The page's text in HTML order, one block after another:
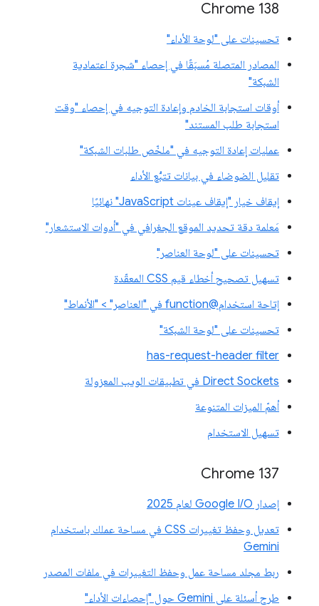
‫Chrome 138
تحسينات على "لوحة الأداء"
المصادر المتصلة مُسبَقًا في إحصاء "شجرة اعتمادية
الشبكة"
أوقات استجابة الخادم وإعادة التوجيه في إحصاء "وقت
استجابة طلب المستند"
عمليات إعادة التوجيه في "ملخّص طلبات الشبكة"
تقليل الضوضاء في بيانات تتبُّع الأداء
إيقاف خيار "إيقاف عينات JavaScript" نهائيًا
مَعلمة دقة تحديد الموقع الجغرافي في "أدوات الاستشعار"
تحسينات على "لوحة العناصر"
تسهيل تصحيح أخطاء قيم CSS المعقّدة
إتاحة استخدام@function في "العناصر" > "الأنماط"
تحسينات على "لوحة الشبكة"
has-request-header filter
Direct Sockets في تطبيقات الويب المعزولة
أهمّ الميزات المتنوعة
تسهيل الاستخدام
‫Chrome 137
إصدار Google I/O لعام 2025
تعديل وحفظ تغييرات CSS في مساحة عملك باستخدام
Gemini
ربط مجلد مساحة عمل وحفظ التغييرات في ملفات المصدر
طرح أسئلة على Gemini حول "إحصاءات الأداء"